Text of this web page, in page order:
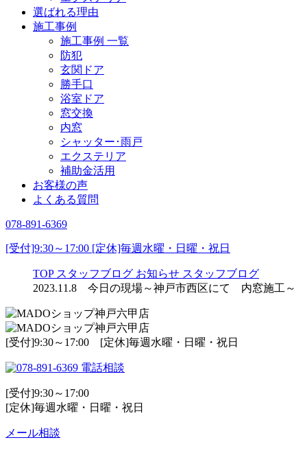
選ばれる理由
施工事例
施工事例 一覧
防犯
玄関ドア
勝手口
浴室ドア
窓交換
内窓
シャッター･雨戸
エクステリア
補助金活用
お客様の声
よくある質問
078-891-6369
[受付]9:30～17:00 [定休]毎週水曜・日曜・祝日
TOP スタッフブログ お知らせ スタッフブログ
2023.11.8 今日の現場～神戸市西区にて 内窓施工～
[受付]9:30～17:00 [定休]毎週水曜・日曜・祝日
電話相談
[受付]9:30～17:00
[定休]毎週水曜・日曜・祝日
メール相談